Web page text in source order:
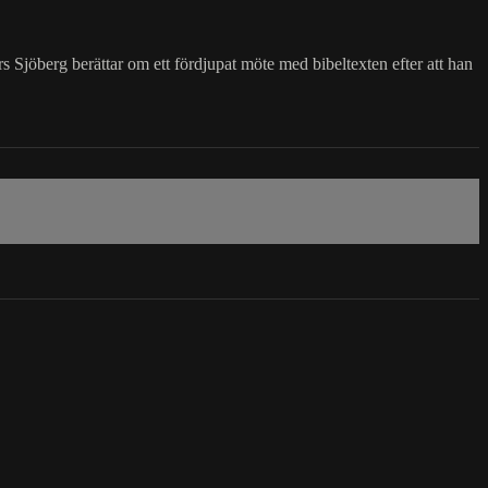
berättar om ett fördjupat möte med bibeltexten efter att han